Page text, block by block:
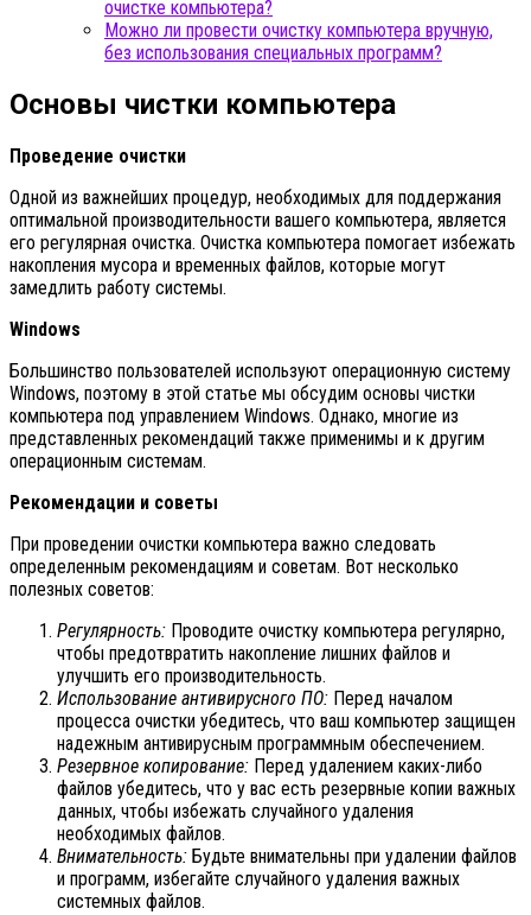
очистке компьютера?
Можно ли провести очистку компьютера вручную,
без использования специальных программ?
Основы чистки компьютера
Проведение очистки
Одной из важнейших процедур, необходимых для поддержания
оптимальной производительности вашего компьютера, является
его регулярная очистка. Очистка компьютера помогает избежать
накопления мусора и временных файлов, которые могут
замедлить работу системы.
Windows
Большинство пользователей используют операционную систему
Windows, поэтому в этой статье мы обсудим основы чистки
компьютера под управлением Windows. Однако, многие из
представленных рекомендаций также применимы и к другим
операционным системам.
Рекомендации и советы
При проведении очистки компьютера важно следовать
определенным рекомендациям и советам. Вот несколько
полезных советов:
Регулярность: Проводите очистку компьютера регулярно,
чтобы предотвратить накопление лишних файлов и
улучшить его производительность.
Использование антивирусного ПО: Перед началом
процесса очистки убедитесь, что ваш компьютер защищен
надежным антивирусным программным обеспечением.
Резервное копирование: Перед удалением каких-либо
файлов убедитесь, что у вас есть резервные копии важных
данных, чтобы избежать случайного удаления
необходимых файлов.
Внимательность: Будьте внимательны при удалении файлов
и программ, избегайте случайного удаления важных
системных файлов.